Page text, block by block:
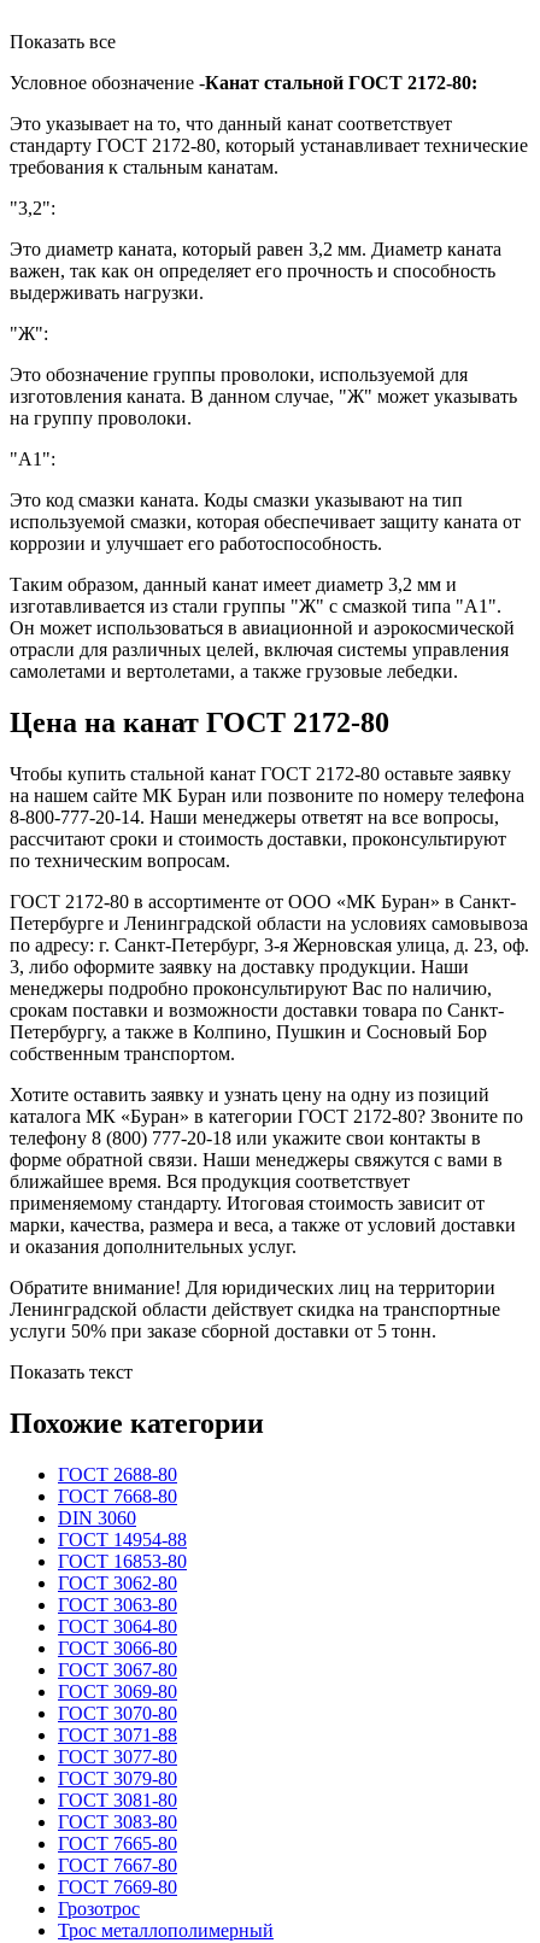
Показать все
Условное обозначение -Канат стальной ГОСТ 2172-80:
Это указывает на то, что данный канат соответствует
стандарту ГОСТ 2172-80, который устанавливает технические
требования к стальным канатам.
"3,2":
Это диаметр каната, который равен 3,2 мм. Диаметр каната
важен, так как он определяет его прочность и способность
выдерживать нагрузки.
"Ж":
Это обозначение группы проволоки, используемой для
изготовления каната. В данном случае, "Ж" может указывать
на группу проволоки.
"А1":
Это код смазки каната. Коды смазки указывают на тип
используемой смазки, которая обеспечивает защиту каната от
коррозии и улучшает его работоспособность.
Таким образом, данный канат имеет диаметр 3,2 мм и
изготавливается из стали группы "Ж" с смазкой типа "А1".
Он может использоваться в авиационной и аэрокосмической
отрасли для различных целей, включая системы управления
самолетами и вертолетами, а также грузовые лебедки.
Цена на канат ГОСТ 2172-80
Чтобы купить стальной канат ГОСТ 2172-80 оставьте заявку
на нашем сайте МК Буран или позвоните по номеру телефона
8-800-777-20-14. Наши менеджеры ответят на все вопросы,
рассчитают сроки и стоимость доставки, проконсультируют
по техническим вопросам.
ГОСТ 2172-80 в ассортименте от ООО «МК Буран» в Санкт-
Петербурге и Ленинградской области на условиях самовывоза
по адресу: г. Санкт-Петербург, 3-я Жерновская улица, д. 23, оф.
3, либо оформите заявку на доставку продукции. Наши
менеджеры подробно проконсультируют Вас по наличию,
срокам поставки и возможности доставки товара по Санкт-
Петербургу, а также в Колпино, Пушкин и Сосновый Бор
собственным транспортом.
Хотите оставить заявку и узнать цену на одну из позиций
каталога МК «Буран» в категории ГОСТ 2172-80? Звоните по
телефону 8 (800) 777-20-18 или укажите свои контакты в
форме обратной связи. Наши менеджеры свяжутся с вами в
ближайшее время. Вся продукция соответствует
применяемому стандарту. Итоговая стоимость зависит от
марки, качества, размера и веса, а также от условий доставки
и оказания дополнительных услуг.
Обратите внимание! Для юридических лиц на территории
Ленинградской области действует скидка на транспортные
услуги 50% при заказе сборной доставки от 5 тонн.
Показать текст
Похожие категории
ГОСТ 2688-80
ГОСТ 7668-80
DIN 3060
ГОСТ 14954-88
ГОСТ 16853-80
ГОСТ 3062-80
ГОСТ 3063-80
ГОСТ 3064-80
ГОСТ 3066-80
ГОСТ 3067-80
ГОСТ 3069-80
ГОСТ 3070-80
ГОСТ 3071-88
ГОСТ 3077-80
ГОСТ 3079-80
ГОСТ 3081-80
ГОСТ 3083-80
ГОСТ 7665-80
ГОСТ 7667-80
ГОСТ 7669-80
Грозотрос
Трос металлополимерный